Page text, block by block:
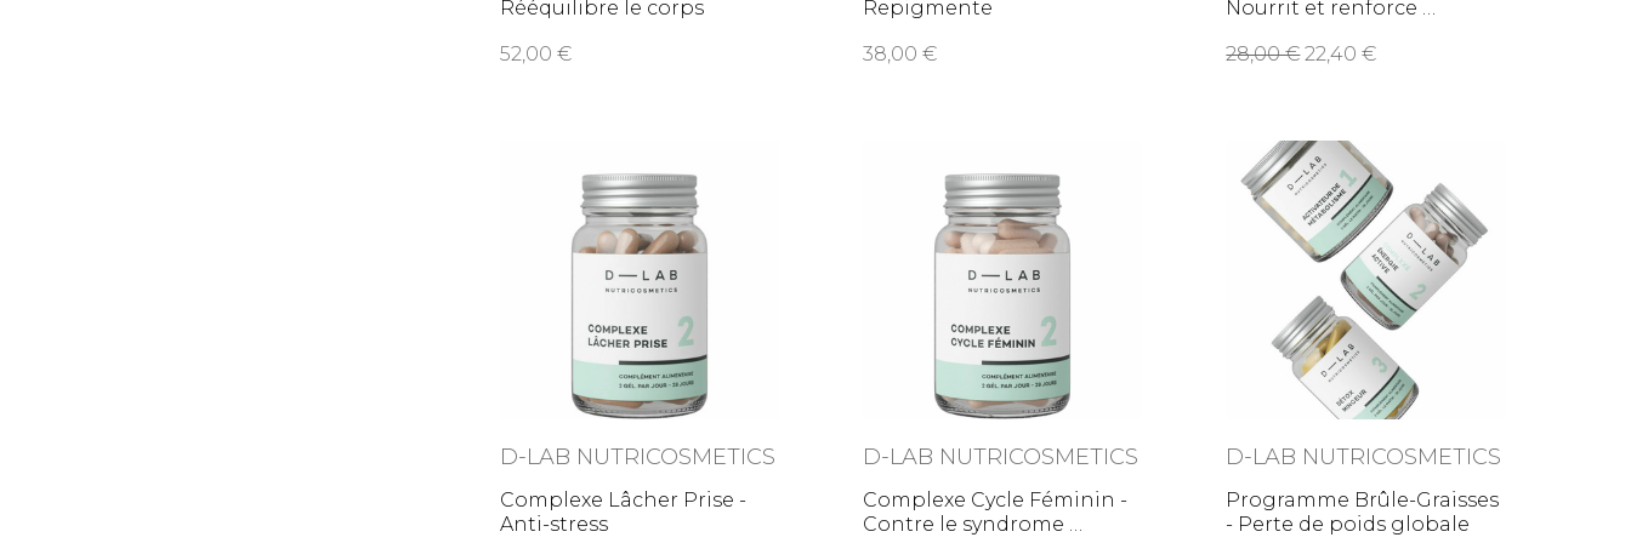
Rééquilibre le corps
52,00
Repigmente
38,00
Nourrit et renforce
28,00 22,40
D-LAB NUTRICOSMETICS
Complexe Lâcher Prise -
Anti-stress
D-LAB NUTRICOSMETICS
Complexe Cycle Féminin -
Contre le syndrome
D-LAB NUTRICOSMETICS
Programme Brûle-Graisses
- Perte de poids globale